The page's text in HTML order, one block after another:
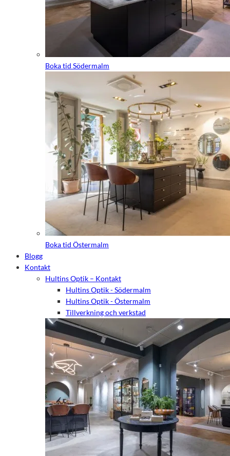
Boka tid Södermalm
Boka tid Östermalm
Blogg
Kontakt
Hultins Optik – Kontakt
Hultins Optik - Södermalm
Hultins Optik - Östermalm
Tillverkning och verkstad